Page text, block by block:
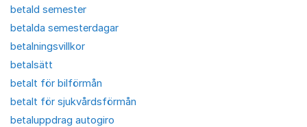
betald semester
betalda semesterdagar
betalningsvillkor
betalsätt
betalt för bilförmån
betalt för sjukvårdsförmån
betaluppdrag autogiro